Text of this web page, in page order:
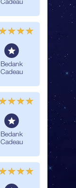
Bedank
Cadeau
Bedank
Cadeau
service
de ster
Star
bedankt!
Een
Ik heb